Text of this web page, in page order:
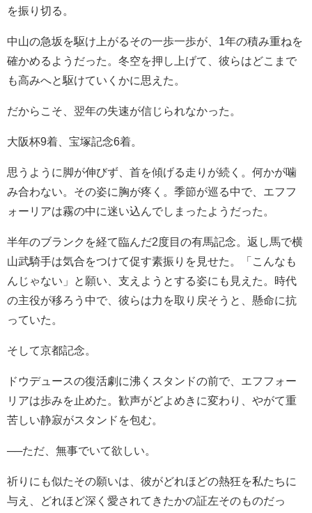
を振り切る。
中山の急坂を駆け上がるその一歩一歩が、1年の積み重ねを
確かめるようだった。冬空を押し上げて、彼らはどこまで
も高みへと駆けていくかに思えた。
だからこそ、翌年の失速が信じられなかった。
大阪杯9着、宝塚記念6着。
思うように脚が伸びず、首を傾げる走りが続く。何かが噛
み合わない。その姿に胸が疼く。季節が巡る中で、エフフ
ォーリアは霧の中に迷い込んでしまったようだった。
半年のブランクを経て臨んだ2度目の有馬記念。返し馬で横
山武騎手は気合をつけて促す素振りを見せた。「こんなも
んじゃない」と願い、支えようとする姿にも見えた。時代
の主役が移ろう中で、彼らは力を取り戻そうと、懸命に抗
っていた。
そして京都記念。
ドウデュースの復活劇に沸くスタンドの前で、エフフォー
リアは歩みを止めた。歓声がどよめきに変わり、やがて重
苦しい静寂がスタンドを包む。
──ただ、無事でいて欲しい。
祈りにも似たその願いは、彼がどれほどの熱狂を私たちに
与え、どれほど深く愛されてきたかの証左そのものだっ